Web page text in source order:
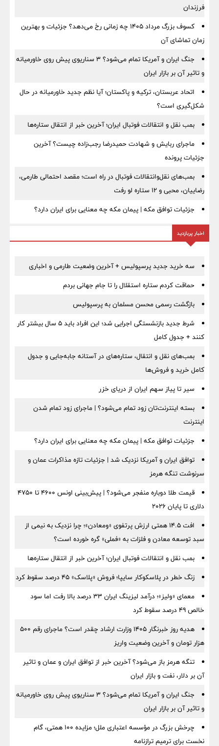
فرزندان
کسوف بزرگ مرداد ۱۴۰۵ چه زمانی رخ می‌دهد؟ جزئیات و بهترین
زمان تماشای آن
جنگ ایران و آمریکا تمام می‌شود؟ ۳ سناریوی پیش روی خاورمیانه
و تاثیر آن بر بازار ایران
اتحاد عربستان، ترکیه و پاکستان؛ آیا نظم جدید خاورمیانه در حال
شکل‌گیری است؟
بمب نقل‌ و انتقالات فوتبال ایران؛ آخرین خبر از انتقال ستاره‌ها
ماجرای ربایش و شهادت حمیدرضا رجب‌زاده چیست؟ آخرین
جزئیات پرونده
بمب‌های نقل‌وانتقالات فوتبال در راه است؛ مقصد احتمالی طارمی،
رضاییان، محبی و ۱۲ ستاره لو رفت
جزئیات توافق مکه | پیمان مکه چه معنایی برای ایران دارد؟
اخبار پربازدید
سه خرید جدید پرسپولیس + آخرین وضعیت طارمی و اخباری
حماقت کردم ستاره استقلال را تا جام جهانی بردم
بازگشت رسمی محسن مسلمان به پرسپولیس
شرط جدید بازنشستگی اجرایی شد؛ این افراد باید ۵ سال بیشتر کار
کنند + جدول کامل
بمب‌های نقل و انتقال، ستاره‌های در آستانه جابه‌جایی و جدول
کامل خرید و فروش‌ها
سیر تا پیاز سهم ایران از دریای خزر
بسته اینترنت‌تان زود تمام می‌شود؟ | ماجرای زود تمام شدن
اینترنت
جزئیات توافق مکه | پیمان مکه چه معنایی برای ایران دارد؟
توافق ایران و آمریکا نزدیک شد | جزئیات تازه مذاکرات عمان و
سرنوشت تنگه هرمز
قیمت طلا دوباره منفجر می‌شود؟ | پیش‌بینی اونس ۴۶۰۰ تا ۴۷۵۰
دلاری تا پایان ۲۰۲۶
افت ۱۴.۵ همتی ارزش پرتفوی «ومعادن»؛ چرا نزدیک به نیمی از
سبد توسعه معادن و فلزات به «فملی» گره خورده است؟
بمب نقل‌ و انتقالات فوتبال ایران؛ آخرین خبر از انتقال ستاره‌ها
زنگ خطر در پلاسکوکار سایپا؛ فروش «پلاسک» ۴۵ درصد سقوط کرد
معمای «ولیز»؛ درآمد لیزینگ ایران ۳۳ درصد بالا رفت اما سود
خالص ۴۹ درصد سقوط کرد
هدیه روز خبرنگار ۱۴۰۵ وزارت ارشاد چقدر است؟ ماجرای رقم ۵۰۰
هزار تومان و آخرین وضعیت واریز
تنگه هرمز باز می‌شود؟ آخرین خبر از توافق ایران و عمان و تاثیر
آن بر دلار، نفت و بازار ایران
جنگ ایران و آمریکا تمام می‌شود؟ ۳ سناریوی پیش روی خاورمیانه
و تاثیر آن بر بازار ایران
چرخش بزرگ در مؤسسه اعتباری ملل؛ مزایده ۱۰۰ همتی، گام
نخست برای ترمیم ترازنامه